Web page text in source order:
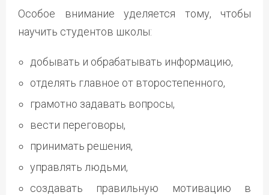
Особое внимание уделяется тому, чтобы
научить студентов школы:
добывать и обрабатывать информацию,
отделять главное от второстепенного,
грамотно задавать вопросы,
вести переговоры,
принимать решения,
управлять людьми,
создавать правильную мотивацию в